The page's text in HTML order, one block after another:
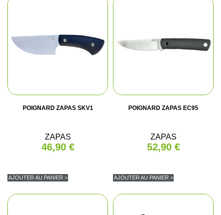
POIGNARD ZAPAS SKV1
ZAPAS
46,90 €
AJOUTER AU PANIER >
POIGNARD ZAPAS EC95
ZAPAS
52,90 €
AJOUTER AU PANIER >